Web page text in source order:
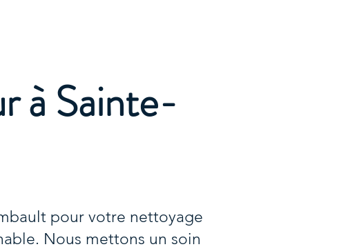
à Sainte-
pour votre nettoyage
Nous mettons un soin